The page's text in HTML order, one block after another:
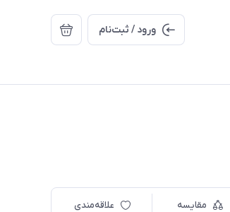
ورود / ثبت‌نام
مقایسه علاقه‌مندی